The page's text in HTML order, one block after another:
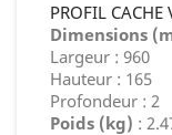
PROFIL
Dimensions
Largeur : 960
Hauteur : 165
Profondeur : 2
Poids (kg) :